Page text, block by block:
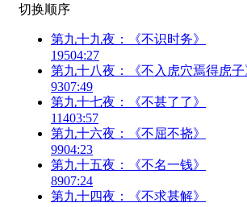
切换顺序
第九十九夜：《不识时务》
19504:27
第九十八夜：《不入虎穴焉得虎子
9307:49
第九十七夜：《不甚了了》
11403:57
第九十六夜：《不屈不挠》
9904:23
第九十五夜：《不名一钱》
8907:24
第九十四夜：《不求甚解》